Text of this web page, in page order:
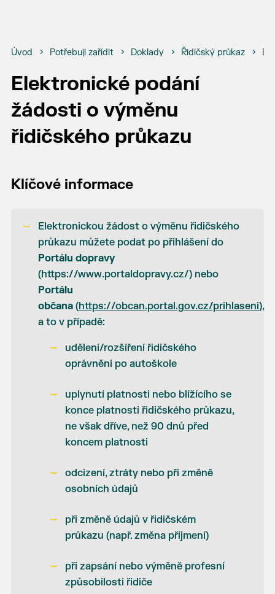
Úvod Potřebuji zařídit Doklady Řidičský průkaz
Elektronické podání
žádosti o výměnu
řidičského průkazu
Klíčové informace
Elektronickou žádost o výměnu řidičského
průkazu můžete podat po přihlášení do
Portálu dopravy
(https://www.portaldopravy.cz/) nebo
Portálu
občana (https://obcan.portal.gov.cz/prihlaseni),
a to v případě:
udělení/rozšíření řidičského
oprávnění po autoškole
uplynutí platnosti nebo blížícího se
konce platnosti řidičského průkazu,
ne však dříve, než 90 dnů před
koncem platnosti
odcizení, ztráty nebo při změně
osobních údajů
při změně údajů v řidičském
průkazu (např. změna příjmení)
při zapsání nebo výměně profesní
způsobilosti řidiče